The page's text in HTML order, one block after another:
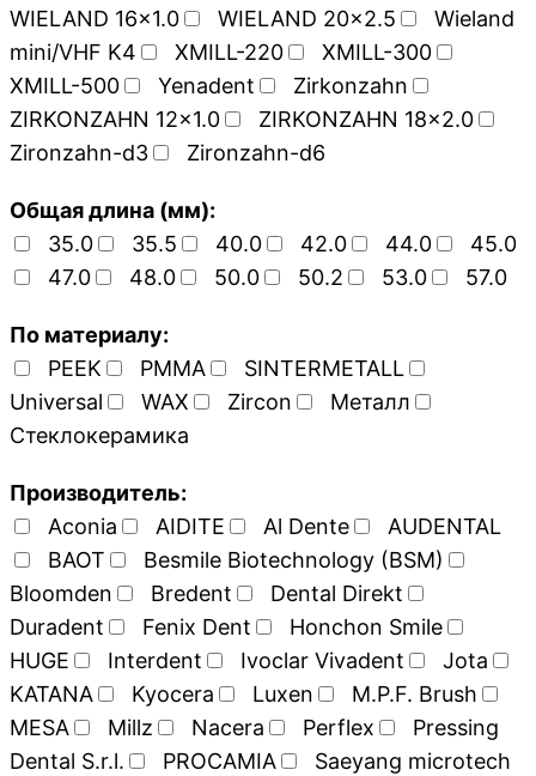
WIELAND 16x1.0
WIELAND 20x2.5
Wieland
mini/VHF K4
XMILL-220
XMILL-300
XMILL-500
Yenadent
Zirkonzahn
ZIRKONZAHN 12x1.0
ZIRKONZAHN 18x2.0
Zironzahn-d3
Zironzahn-d6
Общая длина (мм):
35.0
35.5 40.0 42.0 44.0
45.0
47.0
48.0 50.0 50.2 53.0 57.0
По материалу:
PEEK
PMMA
SINTERMETALL
Universal
WAX Zircon
Металл
Стеклокерамика
Производитель:
Aconia
AIDITE Al Dente
AUDENTAL
BAOT
Besmile Biotechnology (BSM)
Bloomden
Bredent
Dental Direkt
Duradent
Fenix Dent
Honchon Smile
HUGE
Interdent Ivoclar Vivadent
Jota
KATANA
Kyocera Luxen
M.P.F. Brush
MESA
Millz Nacera Perflex
Pressing
Dental S.r.l.
PROCAMIA
Saeyang microtech